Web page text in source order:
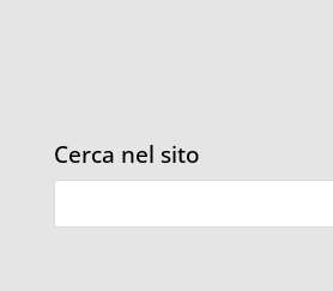
Cerca nel sito